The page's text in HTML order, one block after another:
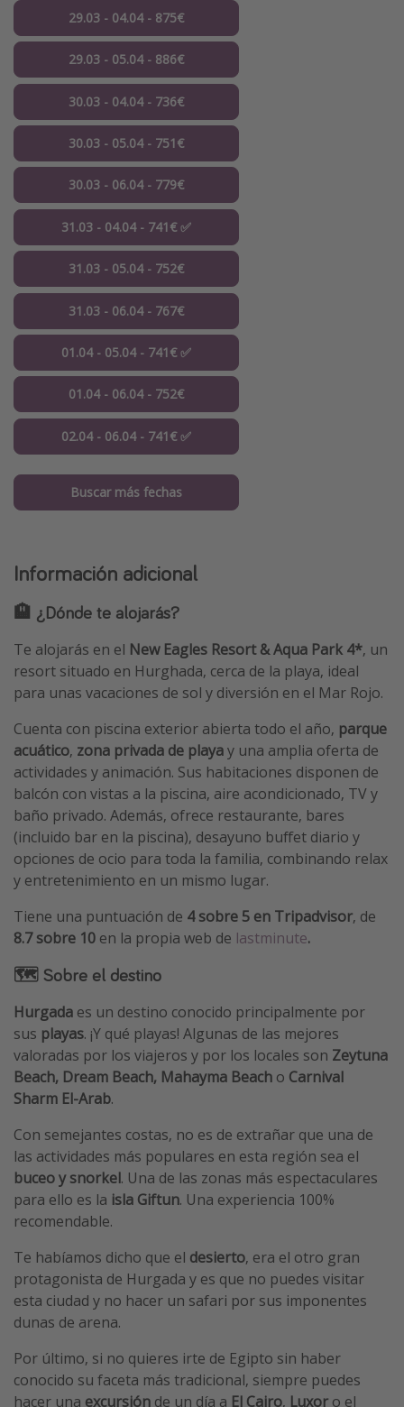
29.03 - 04.04 - 875€
29.03 - 05.04 - 886€
30.03 - 04.04 - 736€
30.03 - 05.04 - 751€
30.03 - 06.04 - 779€
31.03 - 04.04 - 741€ ✅
31.03 - 05.04 - 752€
31.03 - 06.04 - 767€
01.04 - 05.04 - 741€ ✅
01.04 - 06.04 - 752€
02.04 - 06.04 - 741€ ✅
Buscar más fechas
Información adicional
🏨 ¿Dónde te alojarás?
Te alojarás en el New Eagles Resort & Aqua Park 4*, un
resort situado en Hurghada, cerca de la playa, ideal
para unas vacaciones de sol y diversión en el Mar Rojo.
Cuenta con piscina exterior abierta todo el año, parque
acuático, zona privada de playay una amplia oferta de
actividades y animación. Sus habitaciones disponen de
balcón con vistas a la piscina, aire acondicionado, TV y
baño privado. Además, ofrece restaurante, bares
(incluido bar en la piscina), desayuno buffet diario y
opciones de ocio para toda la familia, combinando relax
y entretenimiento en un mismo lugar.
Tiene una puntuación de 4 sobre 5 en Tripadvisor, de
8.7 sobre 10 en la propia web de lastminute.
🗺 Sobre el destino
Hurgada es un destino conocido principalmente por
sus playas. ¡Y qué playas! Algunas de las mejores
valoradas por los viajeros y por los locales son Zeytuna
Beach, Dream Beach, Mahayma Beach o Carnival
Sharm El-Arab.
Con semejantes costas, no es de extrañar que una de
las actividades más populares en esta región sea el
buceo y snorkel. Una de las zonas más espectaculares
para ello es la isla Giftun. Una experiencia 100%
recomendable.
Te habíamos dicho que el desierto, era el otro gran
protagonista de Hurgada y es que no puedes visitar
esta ciudad y no hacer un safari por sus imponentes
dunas de arena.
Por último, si no quieres irte de Egipto sin haber
conocido su faceta más tradicional, siempre puedes
hacer una excursión de un día a El Cairo, Luxor o el